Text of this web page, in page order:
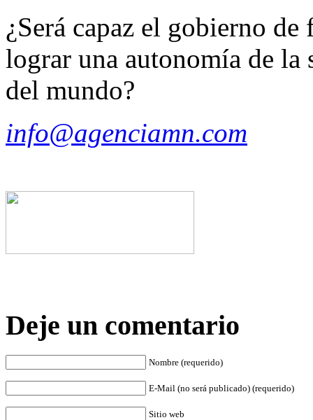
¿Será capaz el gobierno
lograr una autonomía de la
del mundo?
info@agenciamn.com
Deje un comentario
Nombre (requerido)
E-Mail (no será publicado) (requerido)
Sitio web